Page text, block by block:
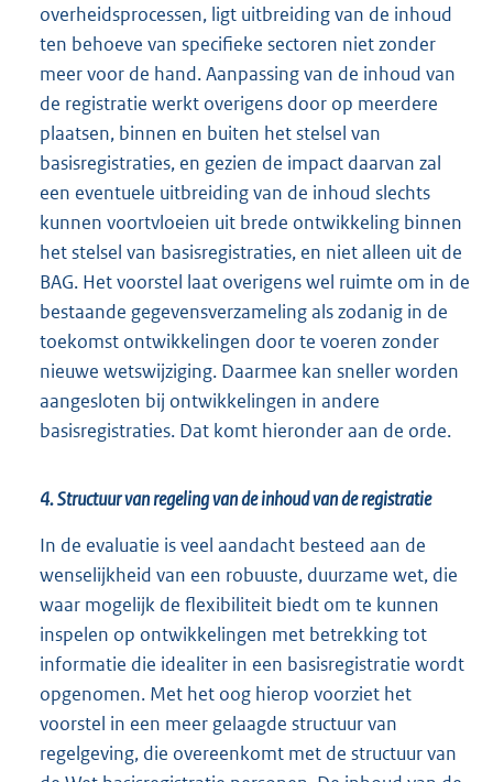
overheidsprocessen, ligt uitbreiding van de inhoud
ten behoeve van specifieke sectoren niet zonder
meer voor de hand. Aanpassing van de inhoud van
de registratie werkt overigens door op meerdere
plaatsen, binnen en buiten het stelsel van
basisregistraties, en gezien de impact daarvan zal
een eventuele uitbreiding van de inhoud slechts
kunnen voortvloeien uit brede ontwikkeling binnen
het stelsel van basisregistraties, en niet alleen uit de
BAG. Het voorstel laat overigens wel ruimte om in de
bestaande gegevensverzameling als zodanig in de
toekomst ontwikkelingen door te voeren zonder
nieuwe wetswijziging. Daarmee kan sneller worden
aangesloten bij ontwikkelingen in andere
basisregistraties. Dat komt hieronder aan de orde.
4. Structuur van regeling van de inhoud van de registratie
In de evaluatie is veel aandacht besteed aan de
wenselijkheid van een robuuste, duurzame wet, die
waar mogelijk de flexibiliteit biedt om te kunnen
inspelen op ontwikkelingen met betrekking tot
informatie die idealiter in een basisregistratie wordt
opgenomen. Met het oog hierop voorziet het
voorstel in een meer gelaagde structuur van
regelgeving, die overeenkomt met de structuur van